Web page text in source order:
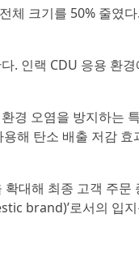
체 크기를 50% 줄였다
. 인랙 CDU 응용 환경
경 오염을 방지하는
해 탄소 배출 저감 효
대해 최종 고객 주문
brand)’로서의 입